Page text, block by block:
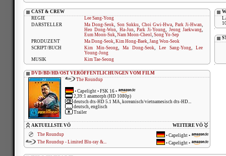
CAST & CREW
REGIE
Lee Sang-Yong
DARSTELLER
Ma Dong-Seok, Son Sukku, Choi Gwi-Hwa, Park Ji-Hwan,
Heo Dong-Won, Ha-Jun,Park Ji-Young, Jeong Jaekwang,
Eum Moon-Suk, Nam Moon-Cheol, Song Yo-Sep
PRODUZENT
Ma Dong-Seok, Kim Hong-Baek, Jang Won-Seok
SCRIPT/BUCH
Kim Min-Seong, Ma Dong-Seok, Lee Sang-Yong, Lee
Young-Jong
MUSIK
Kim Tae-Seong
DVD/BD/HD/OST VERÖFFENTLICHUNGEN VOM FILM
The Roundup
• Capelight • FSK 16 •
2,39:1 anamorph (HD 1080p)
deutsch dts-HD 5.1 MA, koreanisch/vietnamesisch dts-HD...
deutsch, englisch
Trailer
WEITERE VÖ
AKTUELLSTE VÖ
The Roundup
• Capelight •
The Roundup - Limited Blu-ray &...
• Capelight •